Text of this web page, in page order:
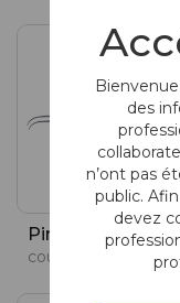
Pince à Iris
courbe, mors striés
des
n’ont pas
public.
devez